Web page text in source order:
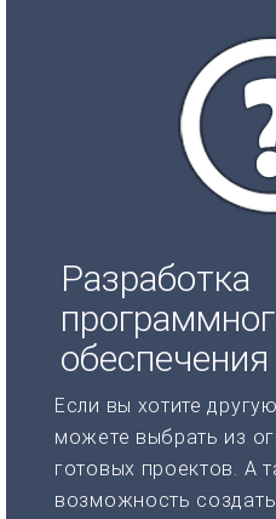
Разработка
обеспечения
Если вы хотите
можете выбрать из
готовых проектов. А
возможность